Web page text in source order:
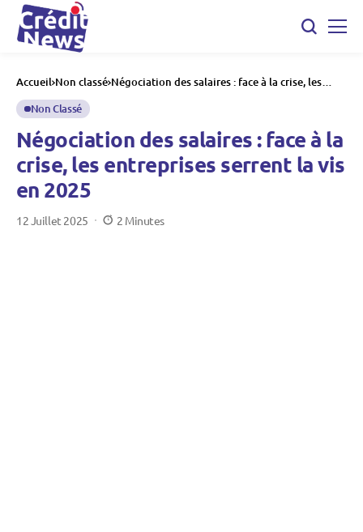
Accueil Non classé Négociation des salaires : face à la crise, les
entreprises serrent la vis en 2025
Non Classé
Négociation des salaires : face à la
crise, les entreprises serrent la vis
en 2025
12 Juillet 2025 2 Minutes